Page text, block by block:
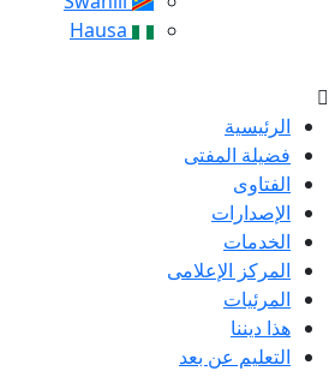
الرئيسية
فضيلة المفتى
الفتاوى
الإصدارات
الخدمات
المركز الإعلامى
المرئيات
هذا ديننا
التعليم عن بعد